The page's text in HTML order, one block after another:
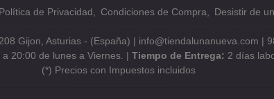
Política de Privacidad Condiciones de Compra Desistir de
Gijon, Asturias - (España) | info@tiendalunanueva.com |
a 20:00 de lunes a Viernes. | Tiempo de Entrega: 2 días
(*) Precios con Impuestos incluidos